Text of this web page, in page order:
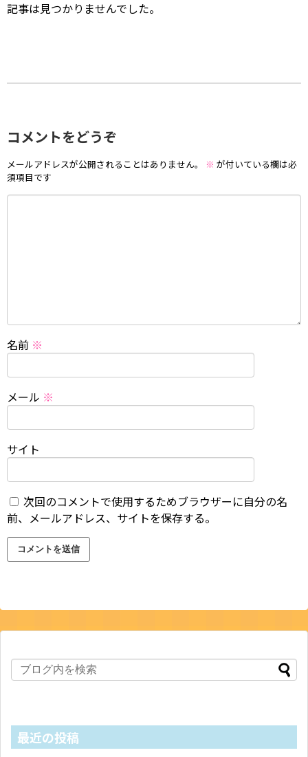
記事は見つかりませんでした。
コメントをどうぞ
メールアドレスが公開されることはありません。 ※ が付いている欄は必
須項目です
名前 ※
メール ※
サイト
次回のコメントで使用するためブラウザーに自分の名
前、メールアドレス、サイトを保存する。
最近の投稿